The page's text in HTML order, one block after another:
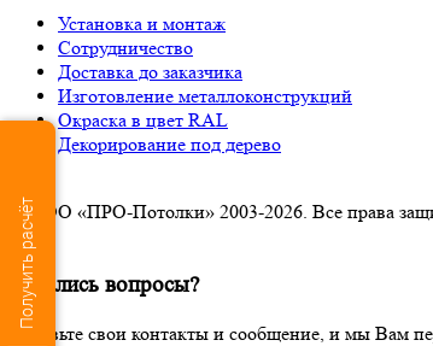
Установка и монтаж
Сотрудничество
Доставка до заказчика
Изготовление металлоконструкций
Окраска в цвет RAL
Декорирование под дерево
© ООО «ПРО-Потолки» 2003-2026. Все права
×
Остались вопросы?
Оставьте свои контакты и сообщение, и мы Вам
Получить расчёт